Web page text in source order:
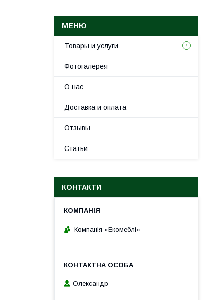
Товары и услуги
Фотогалерея
О нас
Доставка и оплата
Отзывы
Статьи
КОНТАКТИ
Компанія «Екомеблі»
Олександр